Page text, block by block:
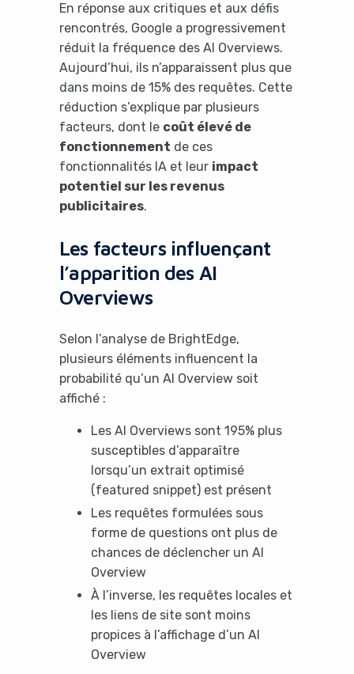
En réponse aux critiques et aux défis
rencontrés, Google a progressivement
réduit la fréquence des AI Overviews.
Aujourd’hui, ils n’apparaissent plus que
dans moins de 15% des requêtes. Cette
réduction s’explique par plusieurs
facteurs, dont le coût élevé de
fonctionnement de ces
fonctionnalités IA et leur impact
potentiel sur les revenus
publicitaires.
Les facteurs influençant
l’apparition des AI
Overviews
Selon l’analyse de BrightEdge,
plusieurs éléments influencent la
probabilité qu’un AI Overview soit
affiché :
Les AI Overviews sont 195% plus
susceptibles d’apparaître
lorsqu’un extrait optimisé
(featured snippet) est présent
Les requêtes formulées sous
forme de questions ont plus de
chances de déclencher un AI
Overview
À l’inverse, les requêtes locales et
les liens de site sont moins
propices à l’affichage d’un AI
Overview